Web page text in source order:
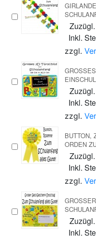
Inkl.
zzgl.
Inkl.
zzgl.
BUTTON,
ORDEN
Inkl.
zzgl.
Inkl.